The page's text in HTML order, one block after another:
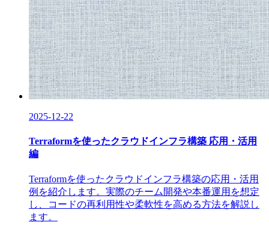
2025-12-22
Terraformを使ったクラウドインフラ構築 応用・活用
編
Terraformを使ったクラウドインフラ構築の応用・活用
例を紹介します。実際のチーム開発や本番運用を想定
し、コードの再利用性や柔軟性を高める方法を解説し
ます。